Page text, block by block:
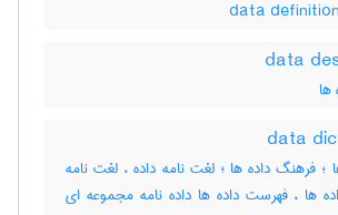
؛ فرهنگ داده ها ؛ لغت نامه داده ، لغت نامه
ها ، فهرست داده ها داده نامه مجموعه ای